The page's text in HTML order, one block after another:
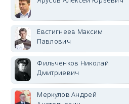
Евстигнеев Максим
Павлович
Фильченков Николай
Дмитриевич
Меркулов Андрей